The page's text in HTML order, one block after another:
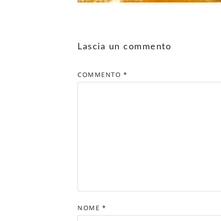
Lascia un commento
COMMENTO *
NOME *